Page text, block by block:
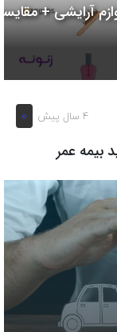
آرایشی +
4 سال پیش 0
بیمه عمر